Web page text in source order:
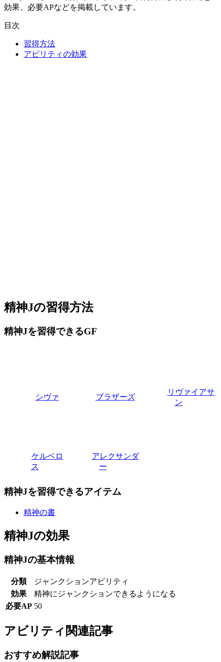
効果、必要APなどを掲載しています。
目次
習得方法
アビリティの効果
精神Jの習得方法
精神Jを習得できるGF
シヴァ ブラザーズ
リヴァイアサ
ン
ケルベロ
ス
アレクサンダ
ー
精神Jを習得できるアイテム
精神の書
精神Jの効果
精神Jの基本情報
分類
ジャンクションアビリティ
効果
精神にジャンクションできるようになる
必要AP 50
アビリティ関連記事
おすすめ解説記事